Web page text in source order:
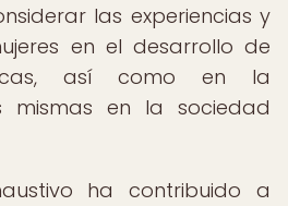
las experiencias y
en el desarrollo de
así como en la
mismas en la sociedad
ha contribuido a